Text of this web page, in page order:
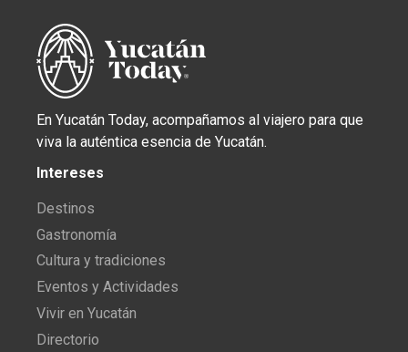
En Yucatán Today, acompañamos al viajero para que
viva la auténtica esencia de Yucatán.
Intereses
Destinos
Gastronomía
Cultura y tradiciones
Eventos y Actividades
Vivir en Yucatán
Directorio